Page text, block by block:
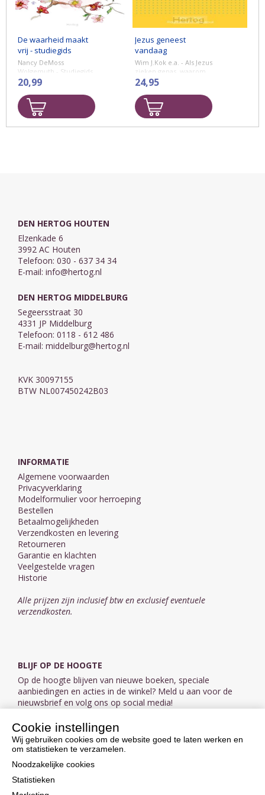
De waarheid maakt
vrij - studiegids
Nancy DeMoss
Wolgemuth - Studiegids
voor bij het boek 'De
waarheid maakt vrij'.
Materiaal voor 10
weken.
Geschikt voor
individueel gebruik en
20,99
Jezus geneest
vandaag
Wim J.Kok e.a. - Als Jezus
zieken genas, waarom
geneest Hij mij dan niet?
Heeft God een doel
met mijn ziekte? Houdt
God wel van me, ...
24,95
DEN HERTOG HOUTEN
Elzenkade 6
3992 AC Houten
Telefoon: 030 - 637 34 34
E-mail: info@hertog.nl
DEN HERTOG MIDDELBURG
Segeersstraat 30
4331 JP Middelburg
Telefoon: 0118 - 612 486
E-mail: middelburg@hertog.nl
KVK 30097155
BTW NL007450242B03
INFORMATIE
Algemene voorwaarden
Privacyverklaring
Modelformulier voor herroeping
Bestellen
Betaalmogelijkheden
Verzendkosten en levering
Retourneren
Garantie en klachten
Veelgestelde vragen
Historie
Alle prijzen zijn inclusief btw en exclusief eventuele
verzendkosten.
BLIJF OP DE HOOGTE
Op de hoogte blijven van nieuwe boeken, speciale
aanbiedingen en acties in de winkel? Meld u aan voor de
nieuwsbrief en volg ons op social media!
Aanmelden nieuwsbrief
VOLG ONS OP SOCIAL MEDIA
Cookie instellingen
Wij gebruiken cookies om de website goed te laten werken en
om statistieken te verzamelen.
Noodzakelijke cookies
Statistieken